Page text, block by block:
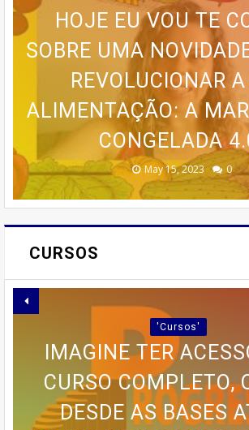
Anúncios
FALOU EM
QUALIDADE,
WANTEL
April 14, 2026 0
REDE IPW:
SEU SUCESSO NO
DIGITAL
June 18, 2023 0
CHEGOU A HORA DE
OS MELHORES
CAMPEONATO
2017!
June 03, 2023 0
E-BOOK MARKETING
6.0: DESCUBRA
CONQUISTAR
FORMA
EFICIENTE!
May 18, 2023 0
HOJE EU VOU TE
SOBRE UMA
REVOLUCIONAR
ALIMENTAÇÃO: A
CONGELADA
May 15, 2023 0
CURSOS
'Cursos'
PARCERIA LANÇA
PRÁTICO PARA
🍰 TRANSFORME
POR BOLOS EM
'Cursos'
IMAGINE TER
CURSO COMPLETO,
DESDE AS BASES